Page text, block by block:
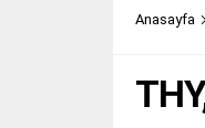
Anasayfa